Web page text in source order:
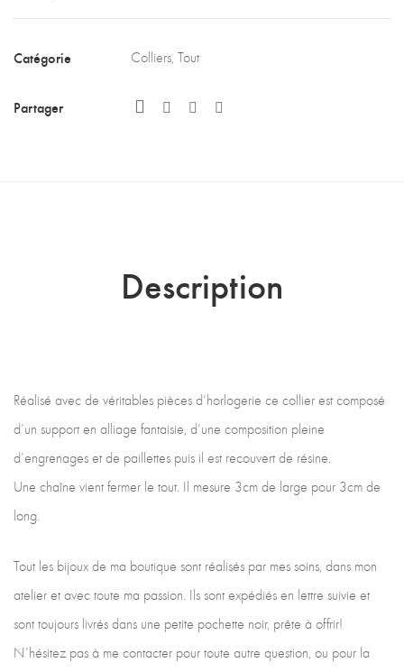
Catégorie Colliers ,Tout
Partager
Description
Réalisé avec de véritables pièces d’horlogerie ce collier est composé
d’un support en alliage fantaisie, d’une composition pleine
d’engrenages et de paillettes puis il est recouvert de résine.
Une chaîne vient fermer le tout. Il mesure 3cm de large pour 3cm de
long.
Tout les bijoux de ma boutique sont réalisés par mes soins, dans mon
atelier et avec toute ma passion. Ils sont expédiés en lettre suivie et
sont toujours livrés dans une petite pochette noir, prête à offrir!
N’hésitez pas à me contacter pour toute autre question, ou pour la